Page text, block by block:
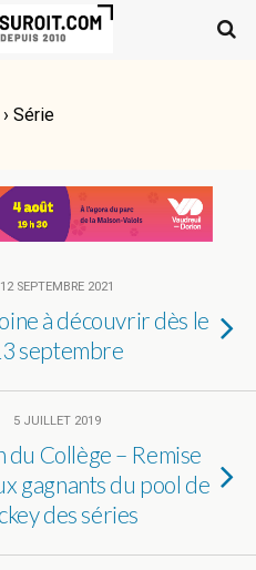
Série
12 SEPTEMBRE 2021
à découvrir dès le
septembre
5 JUILLET 2019
du Collège – Remise
gagnants du pool de
des séries